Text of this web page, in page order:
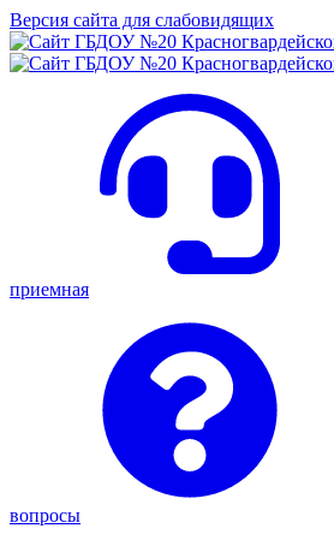
Версия сайта для слабовидящих
приемная
вопросы